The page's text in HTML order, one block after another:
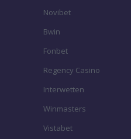
Novibet
Bwin
Fonbet
Regency Casino
Interwetten
Winmasters
Vistabet